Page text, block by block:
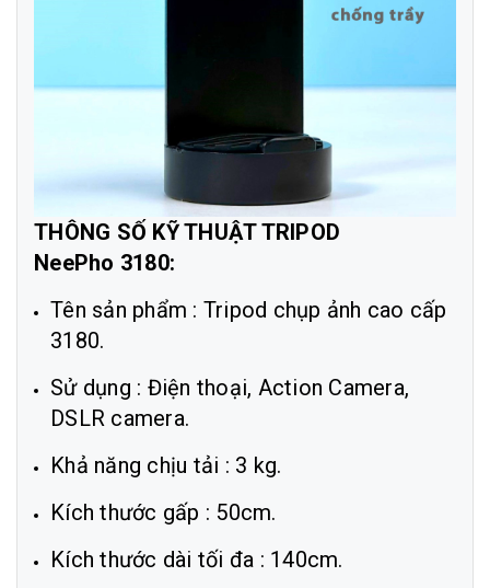
THÔNG SỐ KỸ THUẬT TRIPOD
NeePho 3180:
Tên sản phẩm : Tripod chụp ảnh cao cấp
3180.
Sử dụng : Điện thoại, Action Camera,
DSLR camera.
Khả năng chịu tải : 3 kg.
Kích thước gấp : 50cm.
Kích thước dài tối đa : 140cm.